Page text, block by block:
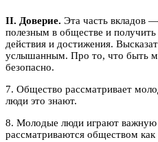
II. Доверие. Эта часть вкладов
полезным в обществе и
действия и достижения.
услышанным. Про то, что быть
безопасно.
7. Общество рассматривает
люди это знают.
8. Молодые люди играют важную
рассматриваются обществом как